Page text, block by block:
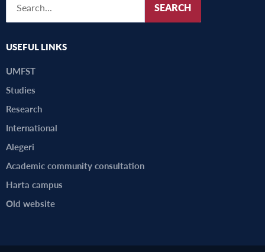
SEARCH
USEFUL LINKS
UMFST
Studies
Research
International
Alegeri
Academic community consultation
Harta campus
Old website